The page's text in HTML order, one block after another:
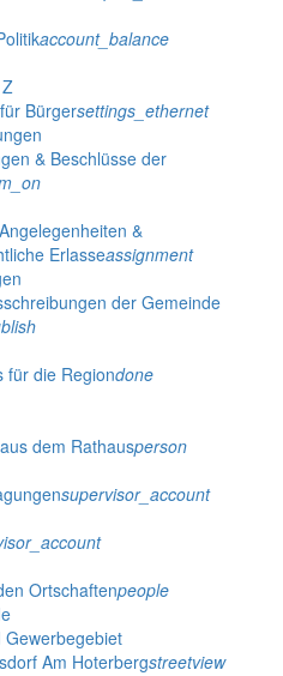
account_balance
Bürgersettings_ethernet
& Beschlüsse der
&
Erlasseassignment
der Gemeinde
für die Regiondone
dem Rathausperson
supervisor_account
Ortschaftenpeople
Am Hoterbergstreetview